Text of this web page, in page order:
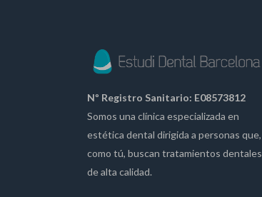
Nº Registro Sanitario: E08573812
Somos una clínica especializada en
estética dental dirigida a personas que,
como tú, buscan tratamientos dentales
de alta calidad.